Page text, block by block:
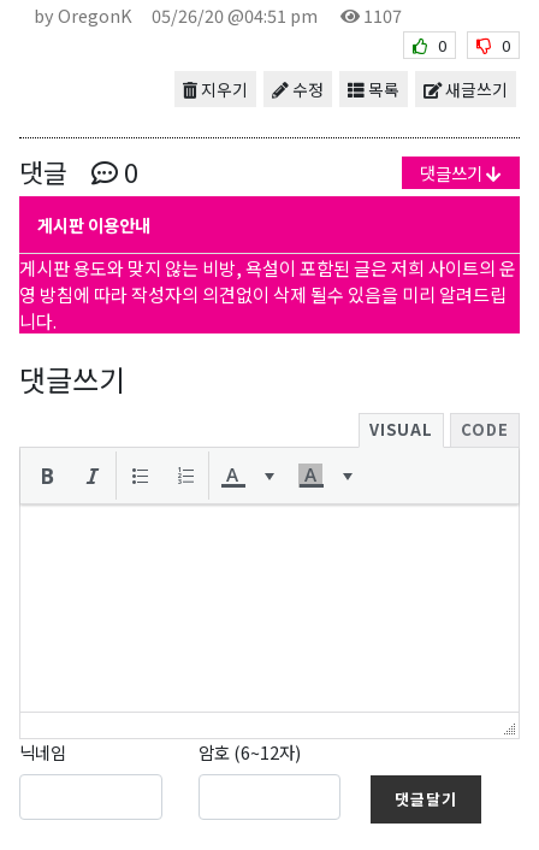
by OregonK 05/26/20 @04:51 pm 1107
0 0
새글쓰기
목록
수정
지우기
댓글 0 댓글쓰기
게시판 이용안내
게시판 용도와 맞지 않는 비방, 욕설이 포함된 글은 저희 사이트의 운
영 방침에 따라 작성자의 의견없이 삭제 될수 있음을 미리 알려드립
니다.
댓글쓰기
VISUAL CODE
닉네임 암호 (6~12자)
댓글달기